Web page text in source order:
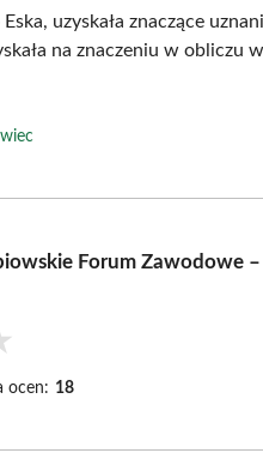
uzyskała znaczące
na znaczeniu w obliczu
Forum
ocen: 18